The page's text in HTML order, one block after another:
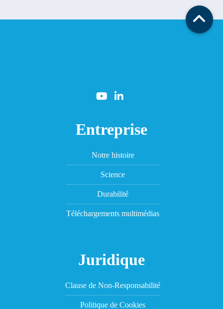
Entreprise
Notre histoire
Science
Durabilité
Téléchargements multimédias
Juridique
Clause de Non-Responsabilité
Politique de Cookies